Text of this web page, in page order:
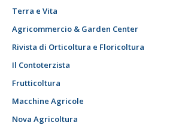
Terra e Vita
Agricommercio & Garden Center
Rivista di Orticoltura e Floricoltura
Il Contoterzista
Frutticoltura
Macchine Agricole
Nova Agricoltura